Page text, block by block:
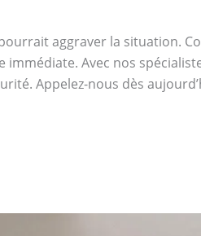
aggraver la situation.
immédiate. Avec nos
Appelez-nous dès